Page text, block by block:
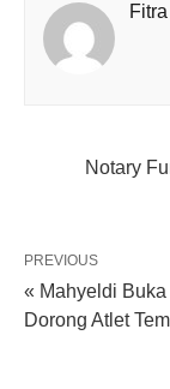
Notary
PREVIOUS
« Mahyeldi
Dorong Atlet